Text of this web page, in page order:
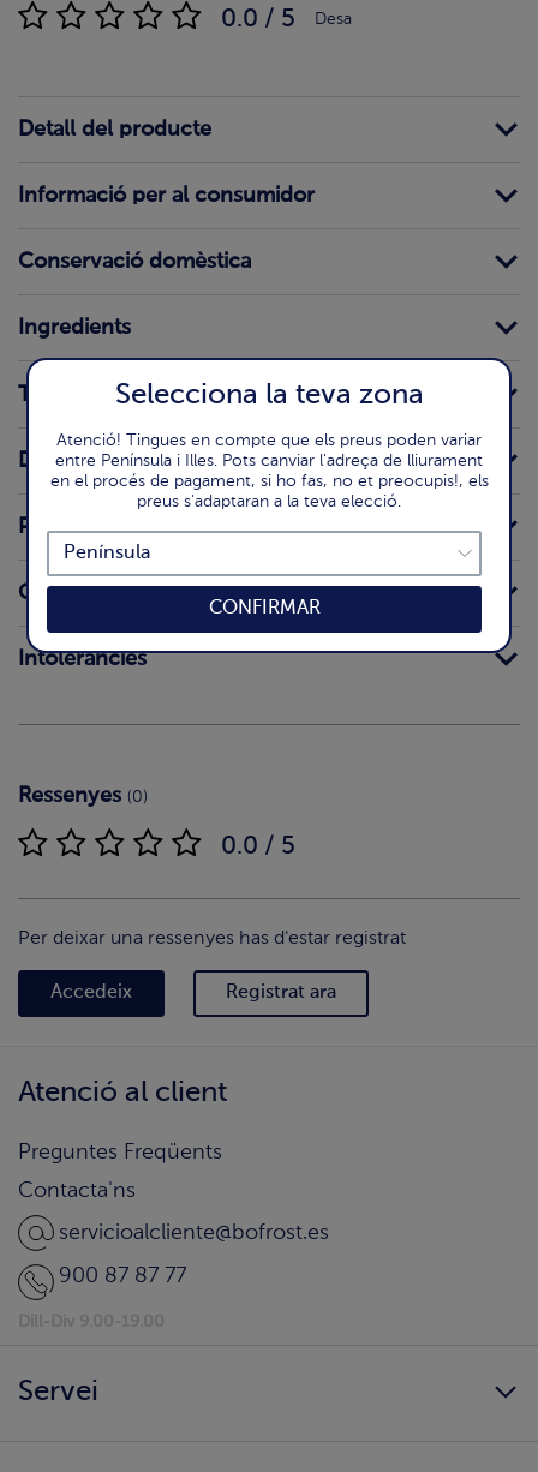
0.0 / 5 Desa
Detall del producte
Informació per al consumidor
Conservació domèstica
Ingredients
Traces
Declaració nutricional
Preparació
Origen
Intoleràncies
Ressenyes (0)
0.0 / 5
Per deixar una ressenyes has d'estar registrat
Accedeix Registrat ara
Atenció al client
Preguntes Freqüents
Contacta'ns
servicioalcliente@bofrost.es
900 87 87 77
Servei
Selecciona la teva zona
Atenció! Tingues en compte que els preus poden variar
entre Península i Illes. Pots canviar l'adreça de lliurament
en el procés de pagament, si ho fas, no et preocupis!, els
preus s'adaptaran a la teva elecció.
CONFIRMAR